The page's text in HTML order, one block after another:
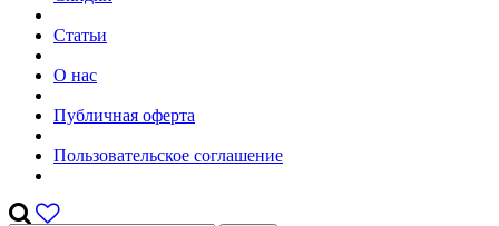
Статьи
О нас
Публичная оферта
Пользовательское соглашение